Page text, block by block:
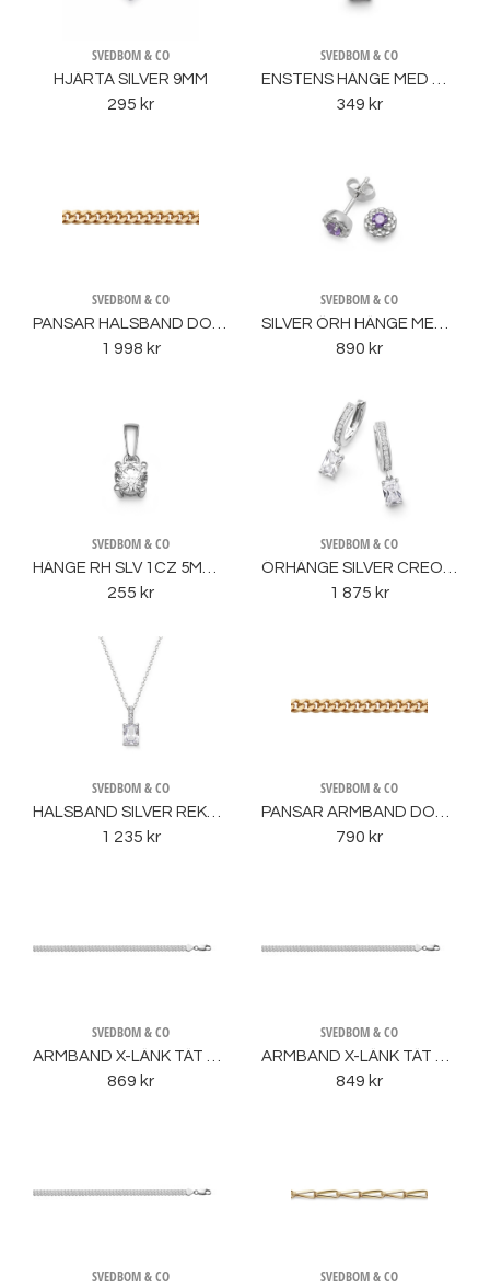
SVEDBOM & CO
HJÄRTA SILVER 9MM
295 kr
SVEDBOM & CO
ENSTENS HÄNGE MED CZ 4MM
349 kr
SVEDBOM & CO
PANSAR HALSBAND DOUBLÉ
1 998 kr
SVEDBOM & CO
SILVER ÖRH HÄNGE MED LILA STENCZ
890 kr
SVEDBOM & CO
HÄNGE RH SLV 1CZ 5MM 4KLOR
255 kr
SVEDBOM & CO
ÖRHÄNGE SILVER CREOL MED CZ
1 875 kr
SVEDBOM & CO
HALSBAND SILVER REKTANGULÄRT HÄNGE CZ
1 235 kr
SVEDBOM & CO
PANSAR ARMBAND DOUBLÉ
790 kr
SVEDBOM & CO
ARMBAND X-LÄNK TÄT SILVER
869 kr
SVEDBOM & CO
ARMBAND X-LÄNK TÄT SILVER
849 kr
SVEDBOM & CO SVEDBOM & CO